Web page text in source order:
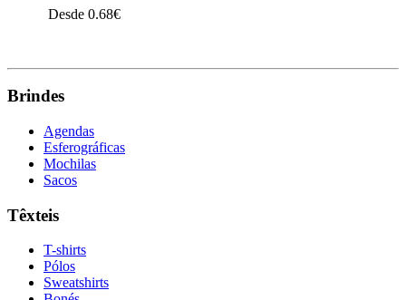
Desde 0.68€
Brindes
Agendas
Esferográficas
Mochilas
Sacos
Têxteis
T-shirts
Pólos
Sweatshirts